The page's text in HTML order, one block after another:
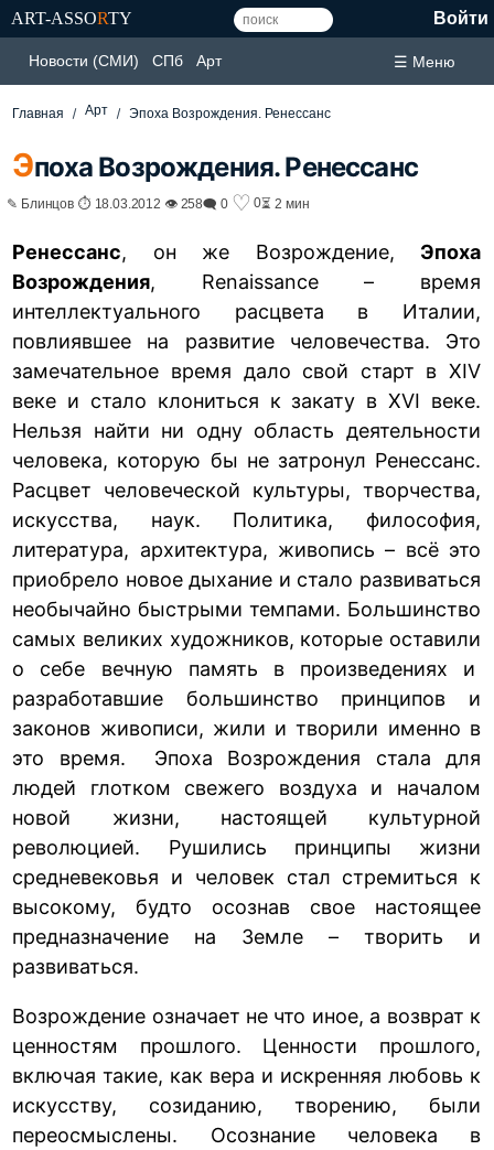
ART-ASSORTY Войти
Новости (СМИ) СПб Арт ☰ Меню
Главная Арт Эпоха Возрождения. Ренессанс
Эпоха Возрождения. Ренессанс
✎ Блинцов ⏱ 18.03.2012 👁 258🗨 0 ♡ 0⏳ 2 мин
Ренессанс, он же Возрождение, Эпоха
Возрождения, Renaissance – время
интеллектуального расцвета в Италии,
повлиявшее на развитие человечества. Это
замечательное время дало свой старт в XIV
веке и стало клониться к закату в XVI веке.
Нельзя найти ни одну область деятельности
человека, которую бы не затронул Ренессанс.
Расцвет человеческой культуры, творчества,
искусства, наук. Политика, философия,
литература, архитектура, живопись – всё это
приобрело новое дыхание и стало развиваться
необычайно быстрыми темпами. Большинство
самых великих художников, которые оставили
о себе вечную память в произведениях и
разработавшие большинство принципов и
законов живописи, жили и творили именно в
это время. Эпоха Возрождения стала для
людей глотком свежего воздуха и началом
новой жизни, настоящей культурной
революцией. Рушились принципы жизни
средневековья и человек стал стремиться к
высокому, будто осознав свое настоящее
предназначение на Земле – творить и
развиваться.
Возрождение означает не что иное, а возврат к
ценностям прошлого. Ценности прошлого,
включая такие, как вера и искренняя любовь к
искусству, созиданию, творению, были
переосмыслены. Осознание человека в